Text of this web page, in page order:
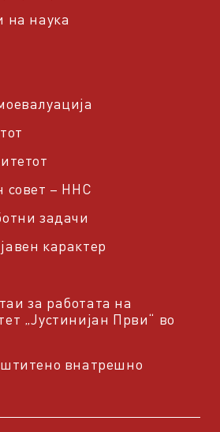
на наука
совет – ННС
задачи
карактер
за работата на
„Јустинијан Први“ во
внатрешно